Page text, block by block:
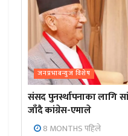
जनप्रभाबन्युज विशेष
संसद पुनर्स्थापनाका लागि
जाँदै कांग्रेस-एमाले
8 MONTHS पहिले